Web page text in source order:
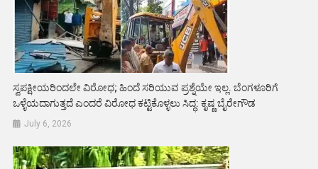
ಸ್ವಪಕ್ಷೀಯರಿಂದಲೇ ವಿರೋಧ; ಹಿಂದೆ ಸರಿಯುವ ಪ್ರಶ್ನೆಯೇ ಇಲ್ಲ. ಬೆಂಗಳೂರಿಗೆ
ಒಳ್ಳೆಯದಾಗುತ್ತದೆ ಎಂದರೆ ವಿರೋಧ ಕಟ್ಟಿಕೊಳ್ಳಲು ಸಿದ್ಧ: ಕೃಷ್ಣ ಬೈರೇಗೌಡ
July 6, 2026